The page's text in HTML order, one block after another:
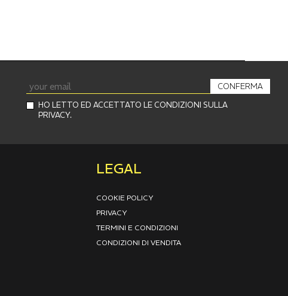
HO LETTO ED ACCETTATO LE CONDIZIONI SULLA
PRIVACY.
CONFERMA
LEGAL
COOKIE POLICY
PRIVACY
TERMINI E CONDIZIONI
CONDIZIONI DI VENDITA